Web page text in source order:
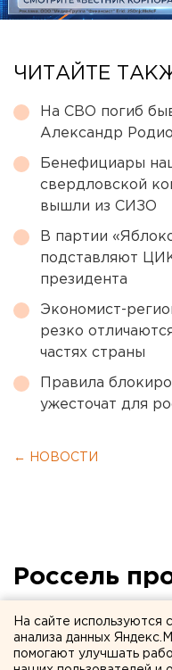
ЧИТАЙТЕ
На СВО погиб
Александр
Бенефициары
свердловской
вышли из СИЗО
В партии
подставляют
президента
Экономист-
резко
частях страны
Правила
ужесточат для
← НОВОСТИ
Россель
поправкам
позвал на
На сайте используются
анализа данных
помогают улучшать